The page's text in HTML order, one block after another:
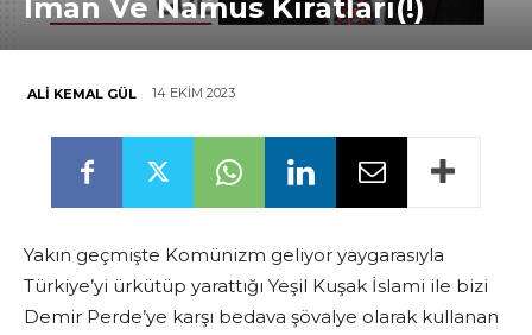
İman Ve Namus Kıratları(!)
ALI KEMAL GÜL 14 EKIM 2023
Yakın geçmişte Komünizm geliyor yaygarasıyla
Türkiye’yi ürkütüp yarattığı Yeşil Kuşak İslami ile bizi
Demir Perde’ye karşı bedava şövalye olarak kullanan